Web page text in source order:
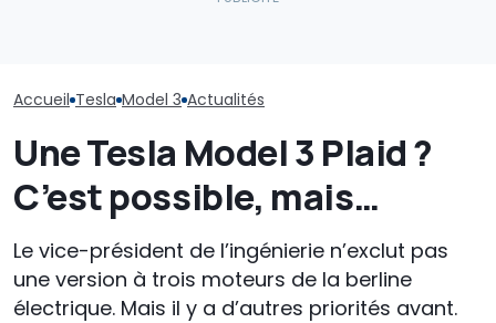
Accueil Tesla Model 3 Actualités
Une Tesla Model 3 Plaid ?
C’est possible, mais…
Le vice-président de l’ingénierie n’exclut pas
une version à trois moteurs de la berline
électrique. Mais il y a d’autres priorités avant.